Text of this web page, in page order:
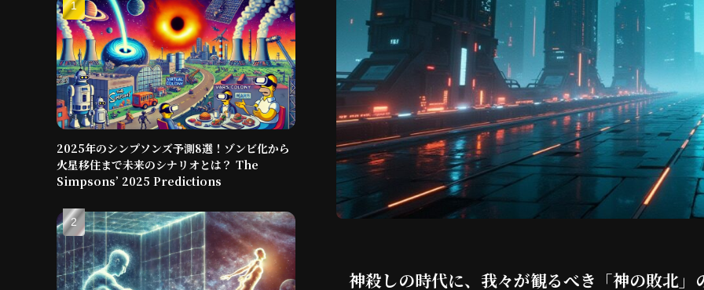
神殺しの時代に、我々が観るべき「神の敗北」
2025年のシンプソンズ予測8選！ゾンビ化から
火星移住まで未来のシナリオとは？ The
Simpsons’ 2025 Predictions